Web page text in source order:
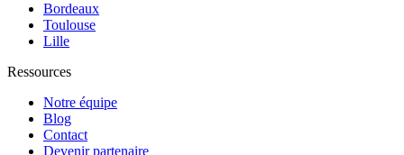
Bordeaux
Toulouse
Lille
Ressources
Notre équipe
Blog
Contact
Devenir partenaire